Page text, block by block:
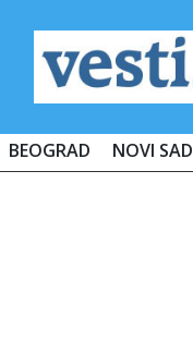
BEOGRAD NOVI SAD